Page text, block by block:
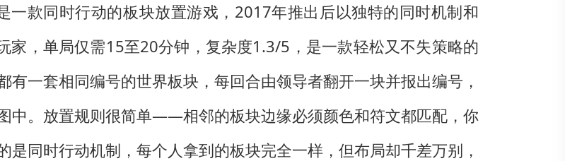
一款同时行动的板块放置游戏，2017年推出后以独特的同时机制和
家，单局仅需15至20分钟，复杂度1.3/5，是一款轻松又不失策略的
一套相同编号的世界板块，每回合由领导者翻开一块并报出编号，
中。放置规则很简单——相邻的板块边缘必须颜色和符文都匹配，你
同时行动机制，每个人拿到的板块完全一样，但布局却千差万别，